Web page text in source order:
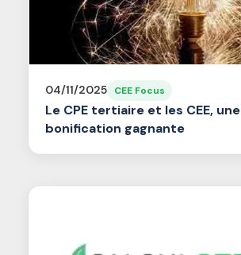
04/11/2025 CEE Focus
Le CPE tertiaire et les CEE, une
bonification gagnante